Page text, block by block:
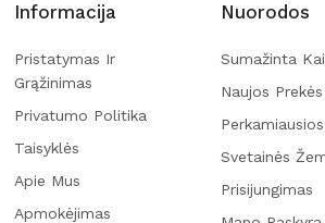
Informacija
Pristatymas Ir
Grąžinimas
Privatumo Politika
Taisyklės
Apie Mus
Apmokėjimas
Nuorodos
Sumažinta
Naujos Prekės
Svetainės
Prisijungimas